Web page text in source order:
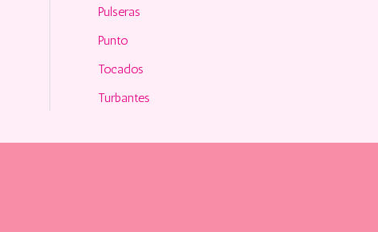
Pulseras
Punto
Tocados
Turbantes